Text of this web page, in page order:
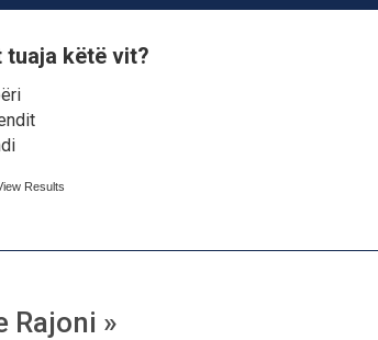
tuaja këtë vit?
Results
Rajoni »